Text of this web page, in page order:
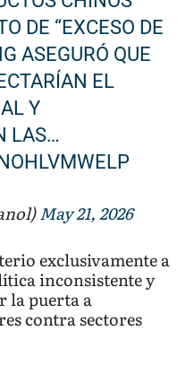
DE “EXCESO DE
ASEGURÓ QUE
EL
Y
LAS…
May 21, 2026
exclusivamente a
inconsistente y
la puerta a
contra sectores